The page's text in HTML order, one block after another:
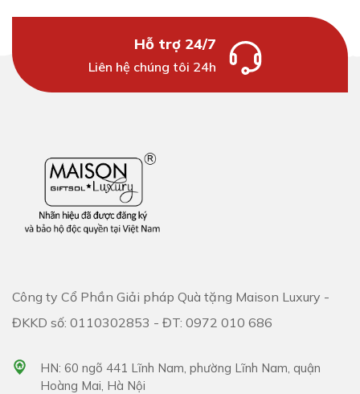
Hỗ trợ 24/7
Liên hệ chúng tôi 24h
Công ty Cổ Phần Giải pháp Quà tặng Maison Luxury -
ĐKKD số: 0110302853 - ĐT: 0972 010 686
HN: 60 ngõ 441 Lĩnh Nam, phường Lĩnh Nam, quận
Hoàng Mai, Hà Nội